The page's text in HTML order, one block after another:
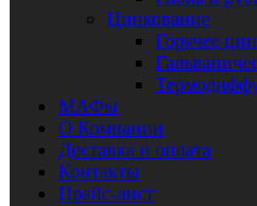
Цинкование
Горячее
МАФы
О Компании
Доставка и оплата
Контакты
Прайс-лист